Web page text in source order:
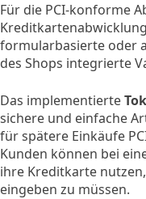
Für die PCI-konforme
formularbasierte oder
des Shops integrierte
Das implementierte
sichere und einfache
für spätere Einkäufe
Kunden können bei
ihre Kreditkarte
eingeben zu müssen.